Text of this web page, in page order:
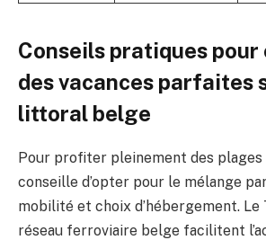
Conseils pratiques
des vacances parfaites
littoral belge
Pour profiter pleinement des plages
conseille d’opter pour le mélange
mobilité et choix d’hébergement. Le
réseau ferroviaire belge facilitent